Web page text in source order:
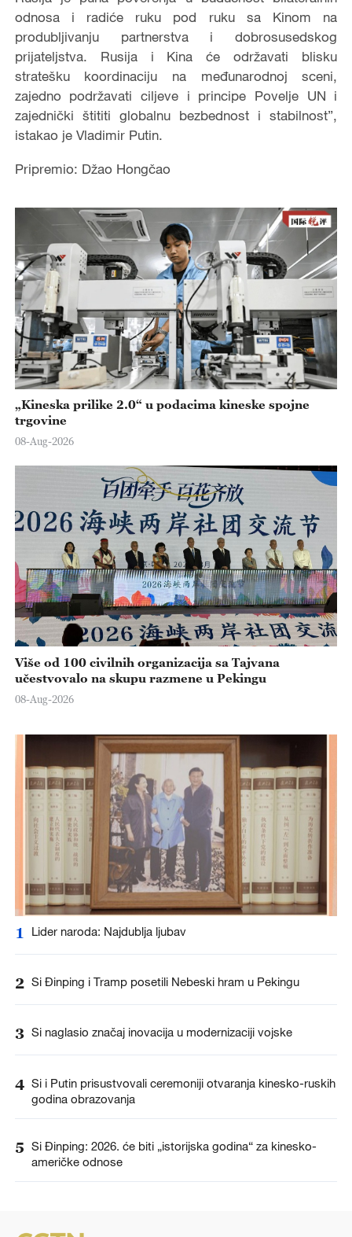
odnosa i radiće ruku pod ruku sa Kinom na
produbljivanju partnerstva i dobrosusedskog
prijateljstva. Rusija i Kina će održavati blisku
stratešku koordinaciju na međunarodnoj sceni,
zajedno podržavati ciljeve i principe Povelje UN i
zajednički štititi globalnu bezbednost i stabilnost”,
istakao je Vladimir Putin.
Pripremio: Džao Hongčao
„Kineska prilike 2.0“ u podacima kineske spojne
trgovine
08-Aug-2026
Više od 100 civilnih organizacija sa Tajvana
učestvovalo na skupu razmene u Pekingu
08-Aug-2026
1 Lider naroda: Najdublja ljubav
2 Si Đinping i Tramp posetili Nebeski hram u Pekingu
3 Si naglasio značaj inovacija u modernizaciji vojske
4 Si i Putin prisustvovali ceremoniji otvaranja kinesko-ruskih
godina obrazovanja
5 Si Đinping: 2026. će biti „istorijska godina“ za kinesko-
američke odnose